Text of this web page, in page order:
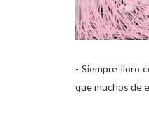
- Siempre lloro
que muchos de